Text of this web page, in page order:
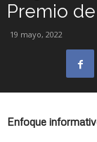
Premio
19 mayo, 2022
Enfoque